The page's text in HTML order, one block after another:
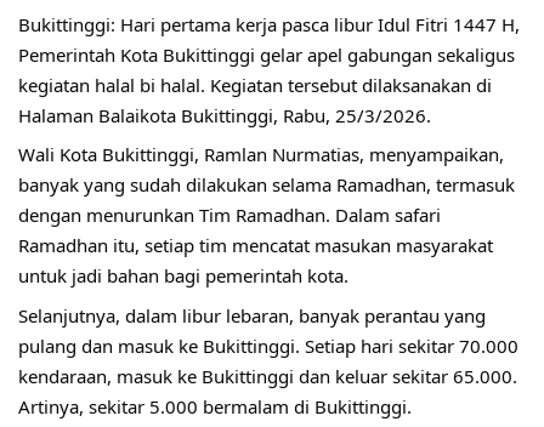
Bukittinggi: Hari pertama kerja pasca libur Idul Fitri 1447 H,
Pemerintah Kota Bukittinggi gelar apel gabungan sekaligus
kegiatan halal bi halal. Kegiatan tersebut dilaksanakan di
Halaman Balaikota Bukittinggi, Rabu, 25/3/2026.
Wali Kota Bukittinggi, Ramlan Nurmatias, menyampaikan,
banyak yang sudah dilakukan selama Ramadhan, termasuk
dengan menurunkan Tim Ramadhan. Dalam safari
Ramadhan itu, setiap tim mencatat masukan masyarakat
untuk jadi bahan bagi pemerintah kota.
Selanjutnya, dalam libur lebaran, banyak perantau yang
pulang dan masuk ke Bukittinggi. Setiap hari sekitar 70.000
kendaraan, masuk ke Bukittinggi dan keluar sekitar 65.000.
Artinya, sekitar 5.000 bermalam di Bukittinggi.